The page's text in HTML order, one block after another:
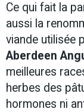
Ce qui fait la
aussi la
viande utilisée
Aberdeen
meilleures
herbes des
hormones ni